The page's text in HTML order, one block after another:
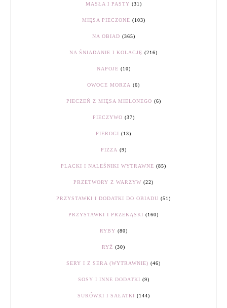
MASŁA I PASTY (31)
MIĘSA PIECZONE (103)
NA OBIAD (365)
NA ŚNIADANIE I KOLACJĘ (216)
NAPOJE (10)
OWOCE MORZA (6)
PIECZEŃ Z MIĘSA MIELONEGO (6)
PIECZYWO (37)
PIEROGI (13)
PIZZA (9)
PLACKI I NALEŚNIKI WYTRAWNE (85)
PRZETWORY Z WARZYW (22)
PRZYSTAWKI I DODATKI DO OBIADU (51)
PRZYSTAWKI I PRZEKĄSKI (160)
RYBY (80)
RYŻ (30)
SERY I Z SERA (WYTRAWNIE) (46)
SOSY I INNE DODATKI (9)
SURÓWKI I SAŁATKI (144)